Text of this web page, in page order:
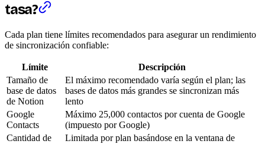
tasa?
Cada plan tiene límites recomendados para asegurar un rendimiento
de sincronización confiable:
Límite
Descripción
Tamaño de
base de datos
de Notion
El máximo recomendado varía según el plan; las
bases de datos más grandes se sincronizan más
lento
Google
Contacts
Máximo 25,000 contactos por cuenta de Google
(impuesto por Google)
Cantidad de
Limitada por plan basándose en la ventana de